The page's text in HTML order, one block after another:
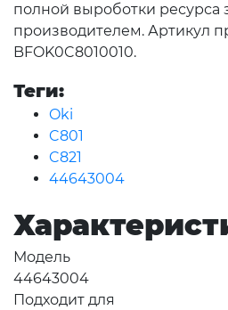
полной выроботки ресурса
производителем. Артикул
BFOK0C8010010.
Теги:
Oki
C801
C821
44643004
Модель
44643004
Подходит для